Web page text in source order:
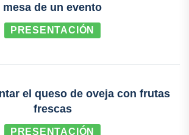
mesa de un evento
PRESENTACIÓN
el queso de oveja con frutas
frescas
PRESENTACIÓN